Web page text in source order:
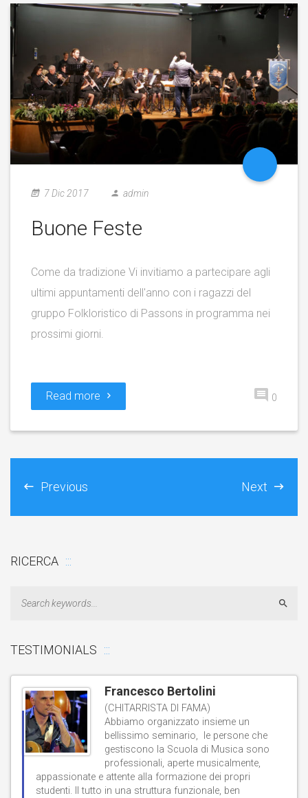
7 Dic 2017 admin
Buone Feste
Come da tradizione Vi invitiamo a partecipare agli
ultimi appuntamenti dell'anno con i ragazzi del
gruppo Folkloristico di Passons in programma nei
prossimi giorni.
Read more 0
Previous Next
RICERCA
TESTIMONIALS
Francesco Bertolini
(CHITARRISTA DI FAMA)
Abbiamo organizzato insieme un
bellissimo seminario, le persone che
gestiscono la Scuola di Musica sono
professionali, aperte musicalmente,
appassionate e attente alla formazione dei propri
studenti. Il tutto in una struttura funzionale, ben